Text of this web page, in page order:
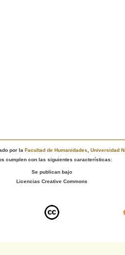
por la Facultad de Humanidades
Universidad
cumplen con las siguientes características:
Se publican bajo
Licencias Creative Commons